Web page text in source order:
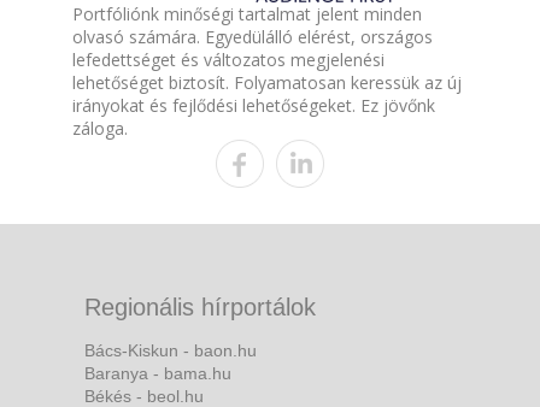
Portfóliónk minőségi tartalmat jelent minden
olvasó számára. Egyedülálló elérést, országos
lefedettséget és változatos megjelenési
lehetőséget biztosít. Folyamatosan keressük az új
irányokat és fejlődési lehetőségeket. Ez jövőnk
záloga.
Regionális hírportálok
Bács-Kiskun - baon.hu
Baranya - bama.hu
Békés - beol.hu